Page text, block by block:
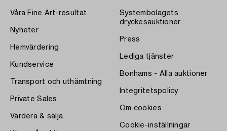
Våra Fine Art-resultat
Nyheter
Hemvärdering
Kundservice
Transport och uthämtning
Private Sales
Värdera & sälja
Systembolagets
dryckesauktioner
Press
Lediga tjänster
Bonhams - Alla auktioner
Integritetspolicy
Om cookies
Cookie-inställningar